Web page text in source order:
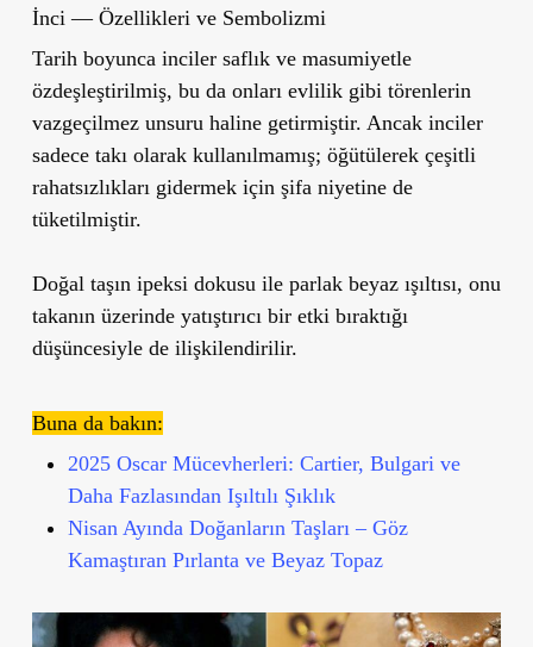
İnci — Özellikleri ve Sembolizmi
Tarih boyunca inciler saflık ve masumiyetle
özdeşleştirilmiş, bu da onları evlilik gibi törenlerin
vazgeçilmez unsuru haline getirmiştir. Ancak inciler
sadece takı olarak kullanılmamış; öğütülerek çeşitli
rahatsızlıkları gidermek için şifa niyetine de
tüketilmiştir.
Doğal taşın ipeksi dokusu ile parlak beyaz ışıltısı, onu
takanın üzerinde yatıştırıcı bir etki bıraktığı
düşüncesiyle de ilişkilendirilir.
Buna da bakın:
2025 Oscar Mücevherleri: Cartier, Bulgari ve
Daha Fazlasından Işıltılı Şıklık
Nisan Ayında Doğanların Taşları – Göz
Kamaştıran Pırlanta ve Beyaz Topaz